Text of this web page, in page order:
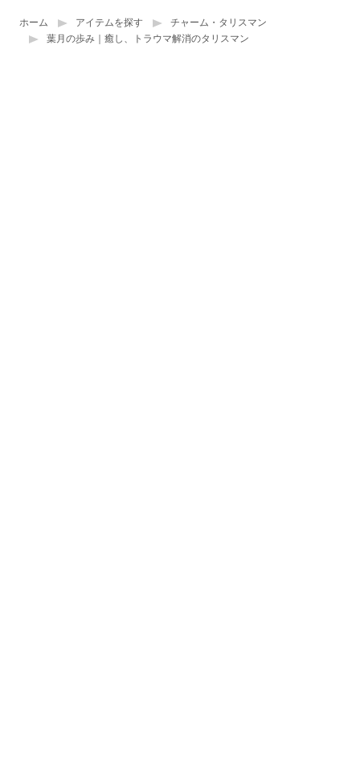
ホーム アイテムを探す
チャーム・タリスマン
葉月の歩み｜癒し、トラウマ解消のタリスマン